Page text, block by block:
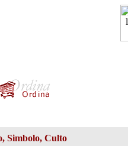
Simbolo, Culto